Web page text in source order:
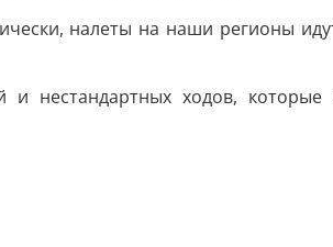
налеты на наши регионы
нестандартных ходов, которые